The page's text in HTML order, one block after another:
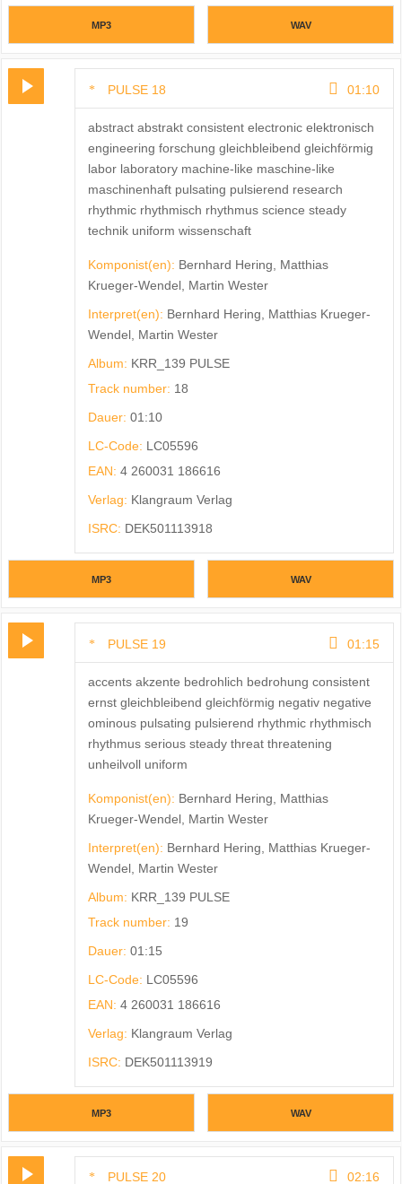
MP3 WAV
PULSE 18 01:10
abstract abstrakt consistent electronic elektronisch
engineering forschung gleichbleibend gleichförmig
labor laboratory machine-like maschine-like
maschinenhaft pulsating pulsierend research
rhythmic rhythmisch rhythmus science steady
technik uniform wissenschaft
Komponist(en): Bernhard Hering, Matthias
Krueger-Wendel, Martin Wester
Interpret(en): Bernhard Hering, Matthias Krueger-
Wendel, Martin Wester
Album: KRR_139 PULSE
Track number: 18
Dauer: 01:10
LC-Code: LC05596
EAN: 4 260031 186616
Verlag: Klangraum Verlag
ISRC: DEK501113918
MP3 WAV
PULSE 19 01:15
accents akzente bedrohlich bedrohung consistent
ernst gleichbleibend gleichförmig negativ negative
ominous pulsating pulsierend rhythmic rhythmisch
rhythmus serious steady threat threatening
unheilvoll uniform
Komponist(en): Bernhard Hering, Matthias
Krueger-Wendel, Martin Wester
Interpret(en): Bernhard Hering, Matthias Krueger-
Wendel, Martin Wester
Album: KRR_139 PULSE
Track number: 19
Dauer: 01:15
LC-Code: LC05596
EAN: 4 260031 186616
Verlag: Klangraum Verlag
ISRC: DEK501113919
MP3 WAV
PULSE 20 02:16